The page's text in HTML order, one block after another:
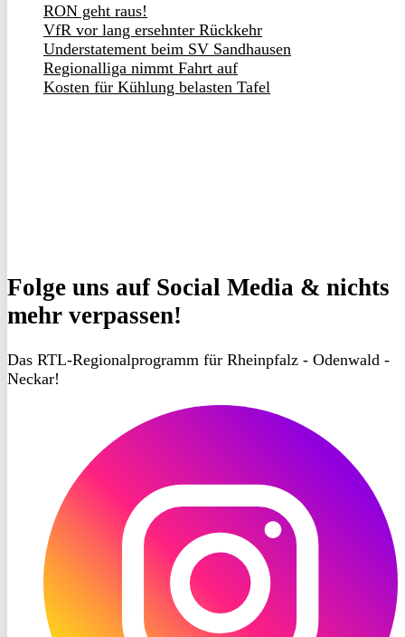
RON geht raus!
VfR vor lang ersehnter Rückkehr
Understatement beim SV Sandhausen
Regionalliga nimmt Fahrt auf
Kosten für Kühlung belasten Tafel
Folge uns auf Social Media & nichts
mehr verpassen!
Das RTL-Regionalprogramm für Rheinpfalz - Odenwald -
Neckar!
Instagram